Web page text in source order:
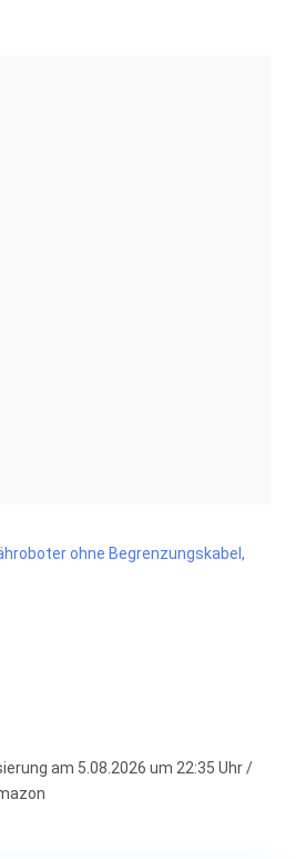
ohne Begrenzungskabel,
am 5.08.2026 um 22:35 Uhr /